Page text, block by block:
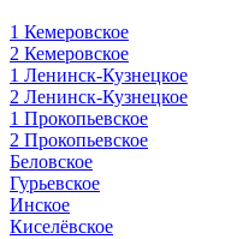
1 Кемеровское
2 Кемеровское
1 Ленинск-Кузнецкое
2 Ленинск-Кузнецкое
1 Прокопьевское
2 Прокопьевское
Беловское
Гурьевское
Инское
Киселёвское